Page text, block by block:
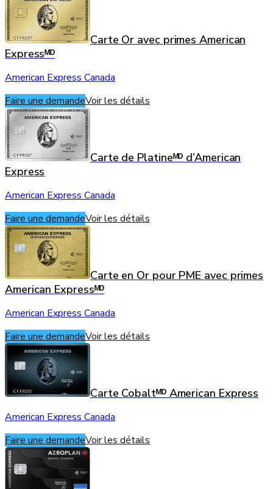
Carte Or avec primes American
Expressᴹᴰ
American Express Canada
Faire une demandeVoir les détails
Carte de Platineᴹᴰ d’American
Express
American Express Canada
Faire une demandeVoir les détails
Carte en Or pour PME avec primes
American Expressᴹᴰ
American Express Canada
Faire une demandeVoir les détails
Carte Cobaltᴹᴰ American Express
American Express Canada
Faire une demandeVoir les détails